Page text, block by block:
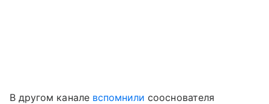
В другом канале вспомнили сооснователя